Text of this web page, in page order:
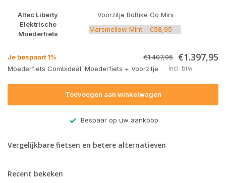
Altec Liberty
Elektrische
Moederfiets
Voorzitje BoBike Go Mini
Je bespaart 1% €1.407,95 €1.397,95
Moederfiets Combideal: Moederfiets + Voorzitje Incl. btw
Toevoegen aan winkelwagen
Bespaar op uw aankoop
Vergelijkbare fietsen en betere alternatieven
Recent bekeken